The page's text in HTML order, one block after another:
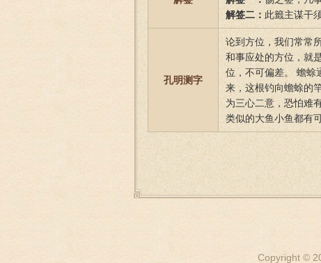
解签二： 此籤主谋干
孔明测字
论到方位，我们常常
和事应处的方位，就
位，不可偏差。 蟾蜍
来，这根钓向蟾蜍的
为三心二意，恐怕难
类似的大鱼小鱼都有
Copyright ©